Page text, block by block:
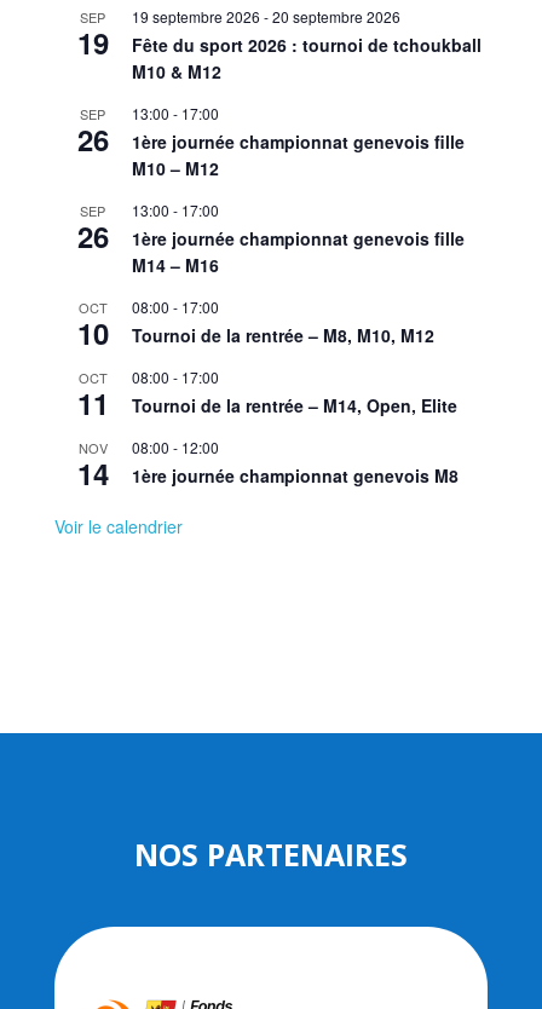
SEP
19
19 septembre 2026 -20 septembre 2026
Fête du sport 2026 : tournoi de tchoukball
M10 & M12
SEP
26
13:00 - 17:00
1ère journée championnat genevois fille
M10 – M12
SEP
26
13:00 - 17:00
1ère journée championnat genevois fille
M14 – M16
OCT
10
08:00 - 17:00
Tournoi de la rentrée – M8, M10, M12
OCT
11
08:00 - 17:00
Tournoi de la rentrée – M14, Open, Elite
NOV
14
08:00 - 12:00
1ère journée championnat genevois M8
Voir le calendrier
NOS PARTENAIRES